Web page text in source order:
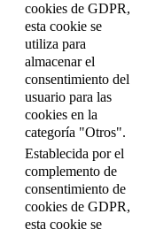
cookies de GDPR,
esta cookie se
utiliza para
almacenar el
consentimiento del
usuario para las
cookies en la
categoría "Otros".
Establecida por el
complemento de
consentimiento de
cookies de GDPR,
esta cookie se